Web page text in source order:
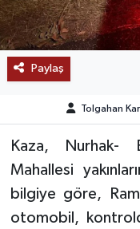
Paylaş
Tolgahan
Kaza, Nurhak-
Mahallesi
bilgiye göre,
otomobil,
POPÜLER
DÜNYA
TREND
MEDYA
OTOMOTİV